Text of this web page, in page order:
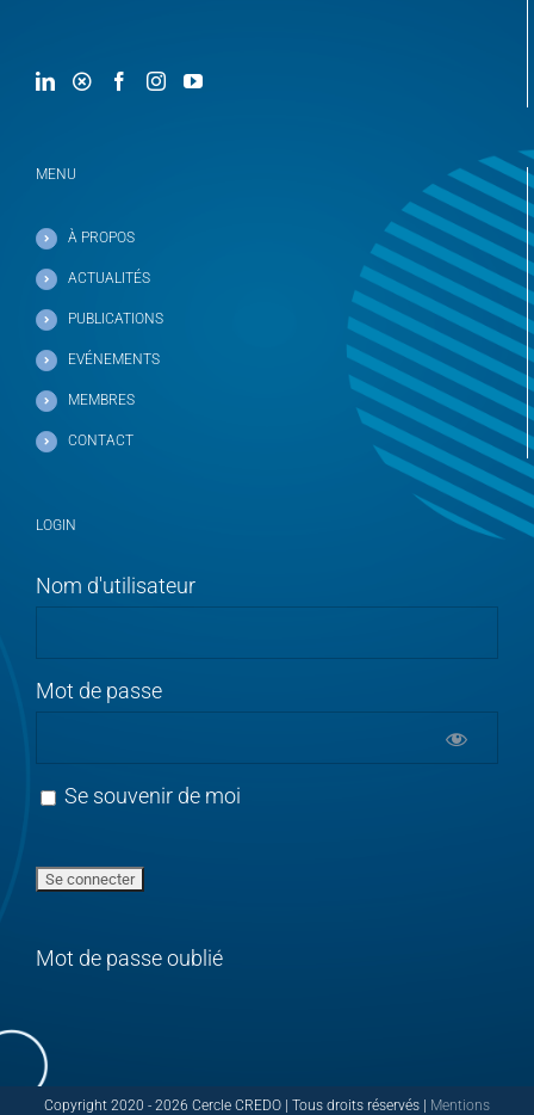
MENU
À PROPOS
ACTUALITÉS
PUBLICATIONS
EVÉNEMENTS
MEMBRES
CONTACT
LOGIN
Nom d'utilisateur
Mot de passe
Se souvenir de moi
Mot de passe oublié
Copyright 2020 - 2026 Cercle CREDO | Tous droits réservés | Mentions